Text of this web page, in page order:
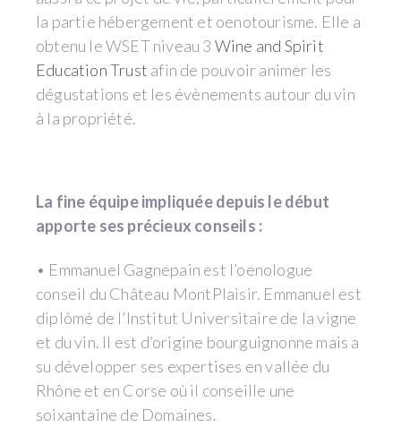
la partie hébergement et oenotourisme. Elle a
obtenu le WSET niveau 3 Wine and Spirit
Education Trust afin de pouvoir animer les
dégustations et les évènements autour du vin
à la propriété.
La fine équipe impliquée depuis le début
apporte ses précieux conseils :
• Emmanuel Gagnepain est l’oenologue
conseil du Château MontPlaisir. Emmanuel est
diplômé de l’Institut Universitaire de la vigne
et du vin. Il est d’origine bourguignonne mais a
su développer ses expertises en vallée du
Rhône et en Corse où il conseille une
soixantaine de Domaines.